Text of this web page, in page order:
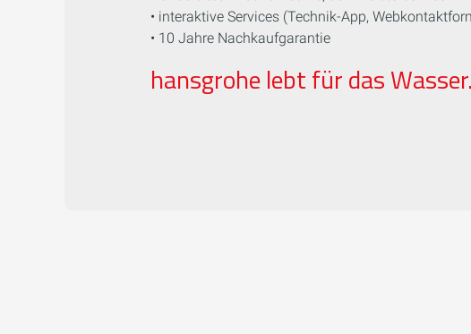
• interaktive Services (Technik-App,
• 10 Jahre Nachkaufgarantie
hansgrohe lebt für das